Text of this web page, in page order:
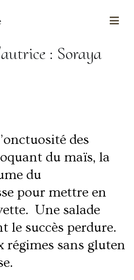
: Soraya
des
du maïs, la
du
pour mettre en
Une salade
le succès perdure.
régimes sans gluten